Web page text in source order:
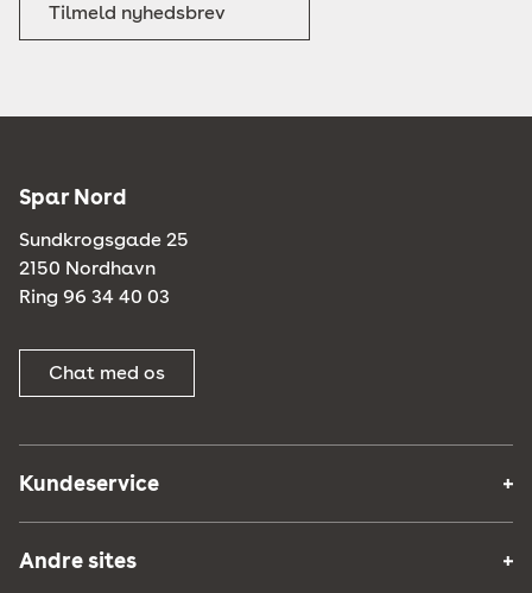
Tilmeld nyhedsbrev
Spar Nord
Sundkrogsgade 25
2150 Nordhavn
Ring 96 34 40 03
Chat med os
Kundeservice
Andre sites